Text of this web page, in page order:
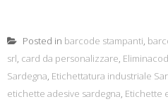
Posted in barcode stampanti,
srl, card da personalizzare,
Sardegna, Etichettatura industriale
etichette adesive sardegna, Etichette